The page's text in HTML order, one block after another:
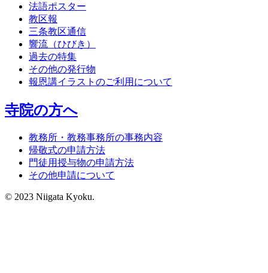
法語ポスター
教区報
三条教区通信
響流（ひびき）
過去の特集
その他の発行物
報恩講イラストのご利用について
寺院の方へ
教務所・教務事務所の事務内容
帰敬式の申請方法
門徒用授与物の申請方法
その他申請について
© 2023 Niigata Kyoku.